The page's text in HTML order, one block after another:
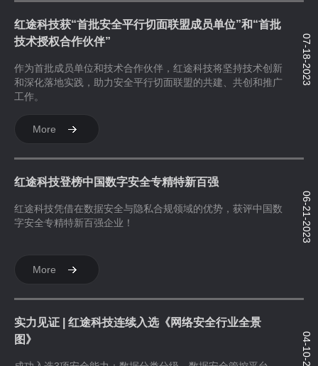
红途科技获“首批安全平行切面联盟成员单位”和“首批
技术授权合作伙伴”
作为首批成员单位和技术合作伙伴，红途科技将坚持技术创新
和深化落地实践，助力安全平行切面联盟的共建、共创和推广
工作。
07-18-2023
More
红途科技登榜中国数字安全专精特新百强
红途科技凭借在数据安全与隐私合规领域的优势，获评中国数
字安全专精特新百强企业！
06-21-2023
More
实力见证 | 红途科技连续入选《网络安全行业全景
图》